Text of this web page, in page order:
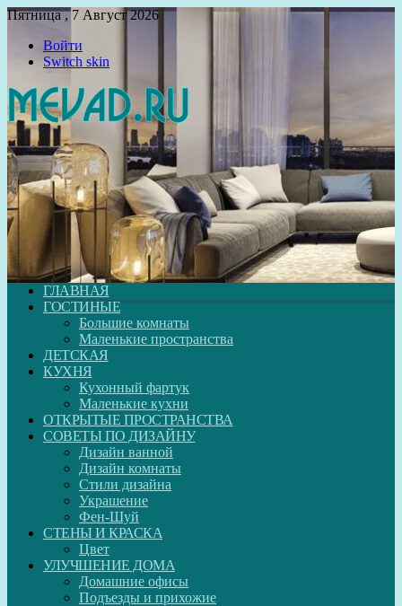
Пятница , 7 Август 2026
Войти
Switch skin
ГЛАВНАЯ
ГОСТИНЫЕ
Большие комнаты
Маленькие пространства
ДЕТСКАЯ
КУХНЯ
Кухонный фартук
Маленькие кухни
ОТКРЫТЫЕ ПРОСТРАНСТВА
СОВЕТЫ ПО ДИЗАЙНУ
Дизайн ванной
Дизайн комнаты
Стили дизайна
Украшение
Фен-Шуй
СТЕНЫ И КРАСКА
Цвет
УЛУЧШЕНИЕ ДОМА
Домашние офисы
Подъезды и прихожие